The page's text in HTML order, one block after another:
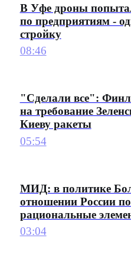
В Уфе дроны
по предприятиям -
стройку
08:46
"Сделали все":
на требование
Киеву ракеты
05:54
МИД: в политике
отношении России
рациональные
03:04